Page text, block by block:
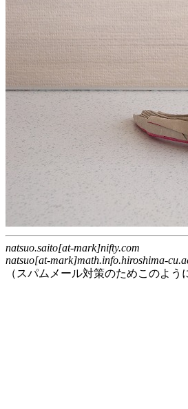
natsuo.saito[at-mark]nifty.com
natsuo[at-mark]math.info.hiroshima-
（スパムメール対策のためこのよ